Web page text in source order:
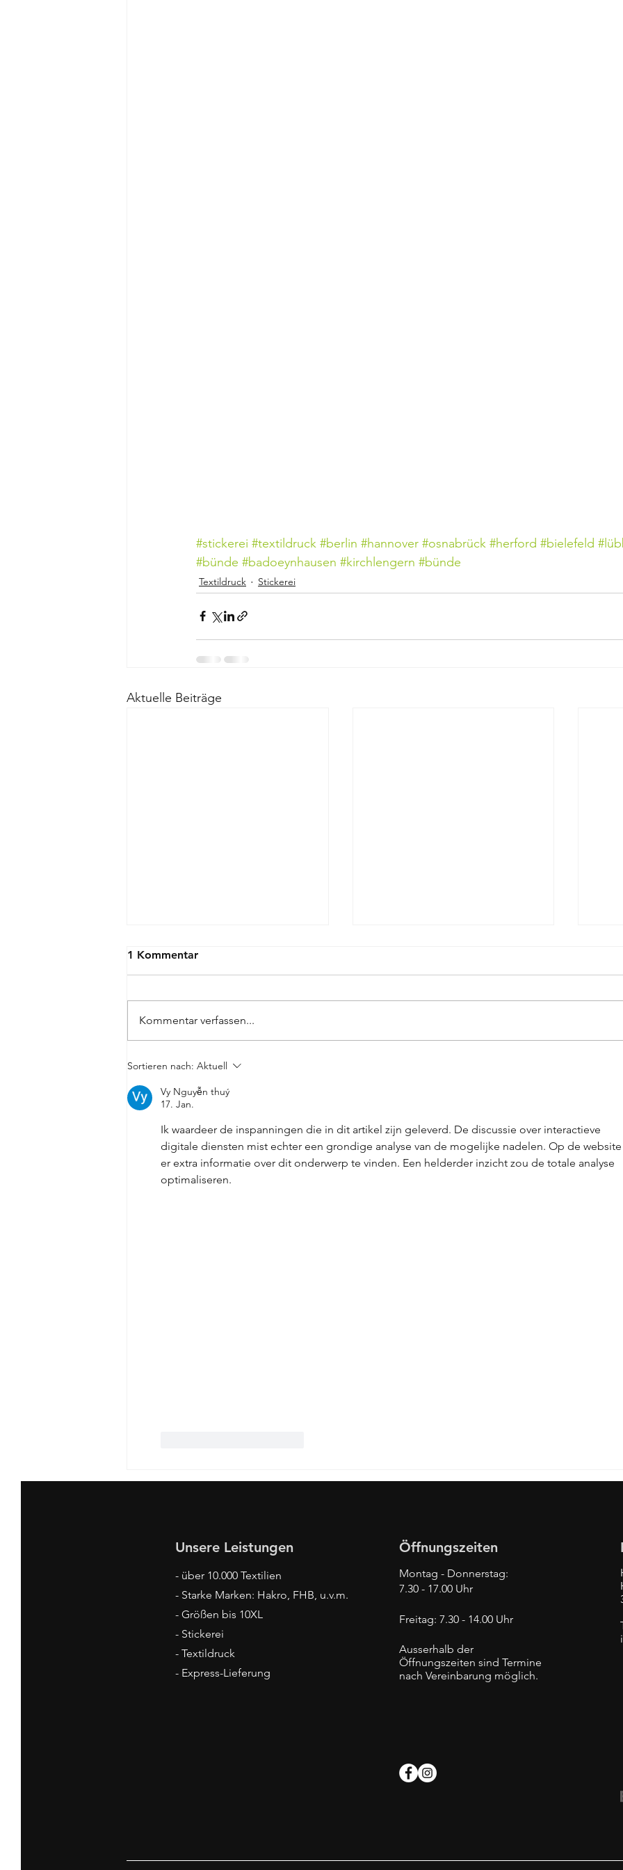
#stickerei #textildruck #berlin #hannover #osnabrück #herford #bielefeld
#bünde #badoeynhausen #kirchlengern #bünde
Textildruck Stickerei
Aktuelle Beiträge
Eilauftrag in Rekordzeit:
fürs Obstblütenfest 2026
eingekleidet haben
1 Kommentar
Kommentar verfassen...
Sortieren nach: Aktuell
Vy Nguyễn thuý
17. Jan.
Ik waardeer de inspanningen die in dit artikel zijn geleverd. De discussie over interactieve
digitale diensten mist echter een grondige analyse van de mogelijke nadelen. Op de website
er extra informatie over dit onderwerp te vinden. Een helderder inzicht zou de totale analyse
optimaliseren.
Unsere Leistungen
- über 10.000 Textilien
- Starke Marken: Hakro, FHB, u.v.m.
- Größen bis 10XL
- Stickerei
- Textildruck
- Express-Lieferung
Öffnungszeiten
Montag - Donnerstag:
7.30 - 17.00 Uhr
Freitag: 7.30 - 14.00 Uhr
Ausserhalb der
Öffnungszeiten sind Termine
nach Vereinbarung möglich.